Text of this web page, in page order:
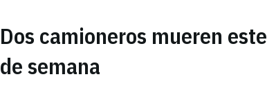
Dos camioneros mueren
de semana